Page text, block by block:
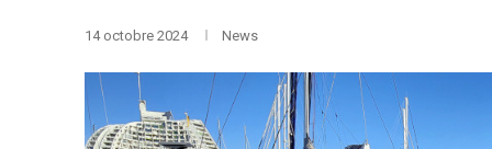
14 octobre 2024 News